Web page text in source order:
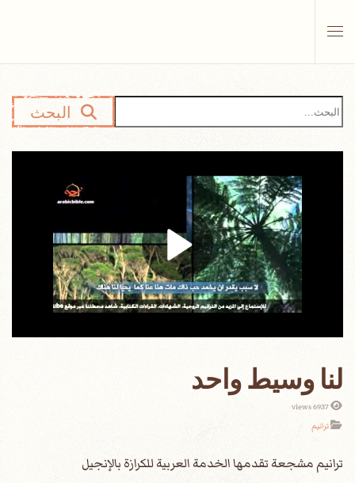
البحث
لنا وسيط واحد
6937 views
ترانيم